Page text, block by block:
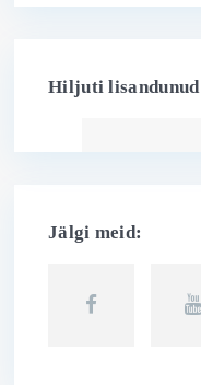
Hiljuti lisandunud
Jälgi meid: